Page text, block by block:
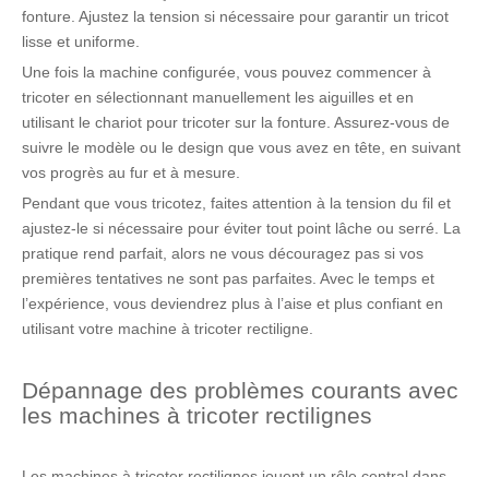
fonture. Ajustez la tension si nécessaire pour garantir un tricot
lisse et uniforme.
Une fois la machine configurée, vous pouvez commencer à
tricoter en sélectionnant manuellement les aiguilles et en
utilisant le chariot pour tricoter sur la fonture. Assurez-vous de
suivre le modèle ou le design que vous avez en tête, en suivant
vos progrès au fur et à mesure.
Pendant que vous tricotez, faites attention à la tension du fil et
ajustez-le si nécessaire pour éviter tout point lâche ou serré. La
pratique rend parfait, alors ne vous découragez pas si vos
premières tentatives ne sont pas parfaites. Avec le temps et
l’expérience, vous deviendrez plus à l’aise et plus confiant en
utilisant votre machine à tricoter rectiligne.
Dépannage des problèmes courants avec
les machines à tricoter rectilignes